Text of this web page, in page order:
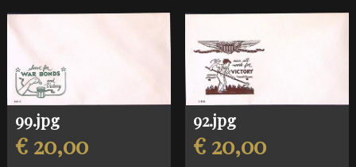
99.jpg
€ 20,00
92.jpg
€ 20,00